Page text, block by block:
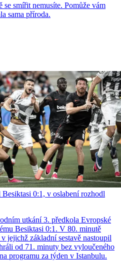
se smířit nemusíte. Pomůže vám
sama příroda.
0:1, v oslabení rozhodl
utkání 3. předkola Evropské
Besiktasi 0:1. V 80. minutě
jejichž základní sestavě nastoupil
od 71. minuty bez vyloučeného
programu za týden v Istanbulu.